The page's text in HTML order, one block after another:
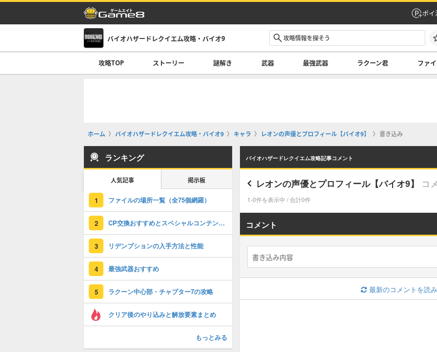
ポイ
バイオハザードレクイエム攻略・バイオ9
攻略TOP ストーリー 謎解き 武器 最強武器 ラクーン君 ファ
ホーム バイオハザードレクイエム攻略・バイオ9 キャラ レオンの声優とプロフィール【バイオ9】 書き込み
バイオハザードレクイエム攻略記事コメント
レオンの声優とプロフィール【バイオ9】 コ
1-0件を表示中 / 合計0件
コメント
最新のコメントを読
ランキング
人気記事 掲示板
1 ファイルの場所一覧（全75個網羅）
2 CP交換おすすめとスペシャルコンテンツ一覧
3 リデンプションの入手方法と性能
4 最強武器おすすめ
5 ラクーン中心部・チャプター7の攻略
クリア後のやり込みと解放要素まとめ
もっとみる